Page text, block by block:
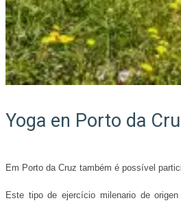
Yoga en Porto da
Em Porto da Cruz também é possível
Este tipo de ejercício milenario de